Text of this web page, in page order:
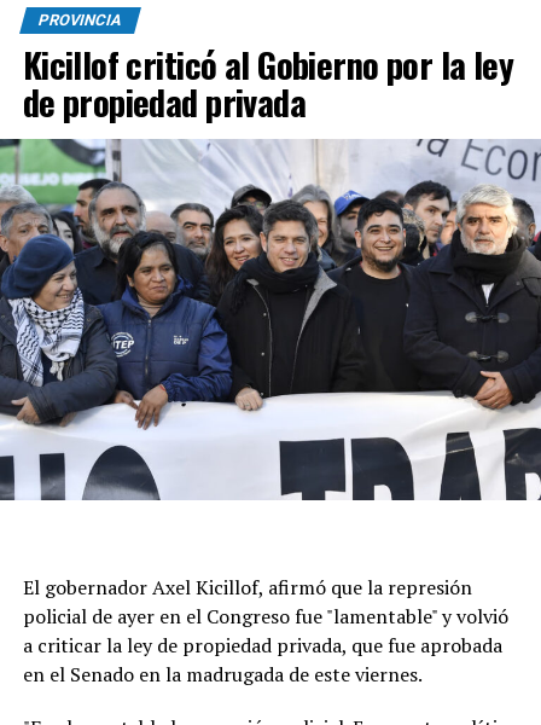
PROVINCIA
Kicillof criticó al Gobierno por la ley
de propiedad privada
El gobernador Axel Kicillof, afirmó que la represión
policial de ayer en el Congreso fue "lamentable" y volvió
a criticar la ley de propiedad privada, que fue aprobada
en el Senado en la madrugada de este viernes.